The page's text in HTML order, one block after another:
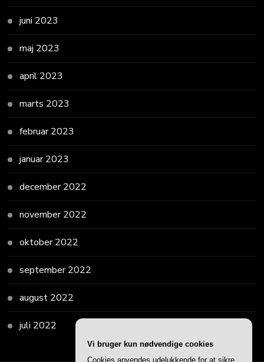
juni 2023
maj 2023
april 2023
marts 2023
februar 2023
januar 2023
december 2022
november 2022
oktober 2022
september 2022
august 2022
juli 2022
Vi bruger kun nødvendige cookies
Cookies anvendes udelukkende for at sikre,